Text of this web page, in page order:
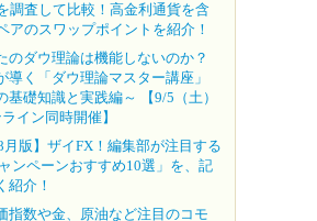
調査して比較！高金利通貨を含
アのスワップポイントを紹介！
のダウ理論は機能しないのか？
導く「ダウ理論マスター講座」
基礎知識と実践編～ 【9/5（土）
イン同時開催】
月版】ザイFX！編集部が注目する
ャンペーンおすすめ10選」を、記
紹介！
指数や金、原油など注目のコモ